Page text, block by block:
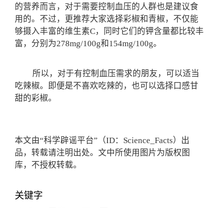
的营养而言，对于需要控制血压的人群也是建议食
用的。不过，更推荐大家选择彩椒和青椒，不仅能
够摄入丰富的维生素C，同时它们的钾含量都比较丰
富，分别为278mg/100g和154mg/100g。
所以，对于有控制血压需求的朋友，可以适当
吃辣椒。即便是不喜欢吃辣的，也可以选择口感甘
甜的彩椒。
本文由“科学辟谣平台”（ID：Science_Facts）出
品，转载请注明出处。文中所使用图片为版权图
库，不授权转载。
关键字